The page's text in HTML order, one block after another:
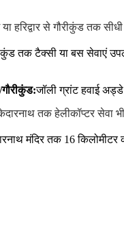
हरिद्वार से गौरीकुंड तक
तक टैक्सी या बस सेवाएं
जॉली ग्रांट हवाई
तक हेलीकॉप्टर सेवा
मंदिर तक 16 किलोमीटर